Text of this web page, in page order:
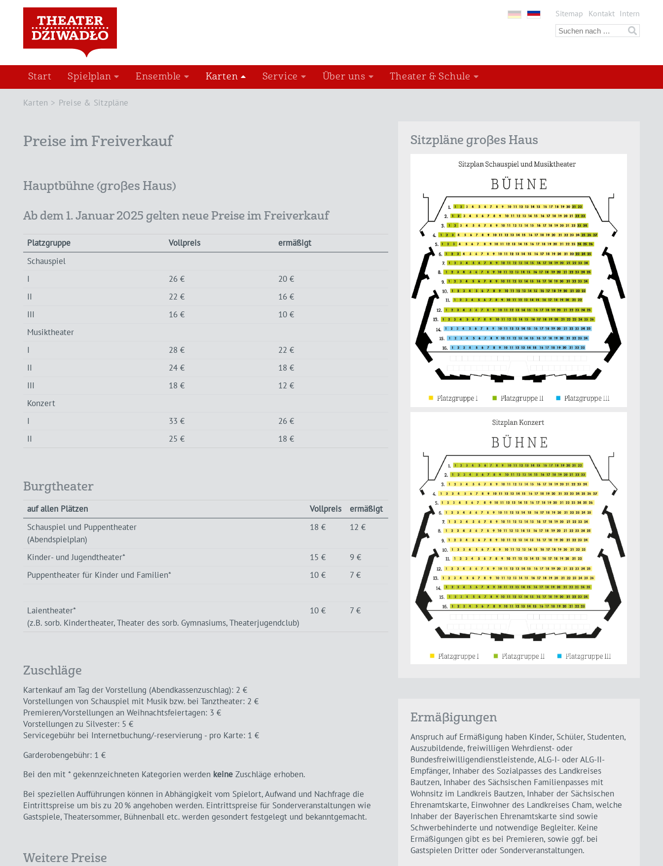
Sitemap Kontakt Intern
Start Spielplan Ensemble Karten Service Über uns Theater & Schule
Karten Preise & Sitzpläne
Preise im Freiverkauf
Hauptbühne (großes Haus)
Ab dem 1. Januar 2025 gelten neue Preise im Freiverkauf
Platzgruppe Vollpreis
ermäßigt
Schauspiel
I
26 €
20 €
II
22 €
16 €
III
16 €
10 €
Musiktheater
I
28 €
22 €
II
24 €
18 €
III
18 €
12 €
Konzert
I
33 €
26 €
II
25 € 18 €
Burgtheater
auf allen Plätzen Vollpreis
ermäßigt
Schauspiel und Puppentheater
(Abendspielplan)
18 € 12 €
Kinder- und Jugendtheater* 15 €
9 €
Puppentheater für Kinder und Familien*
10 € 7 €
Laientheater*
(z.B. sorb. Kindertheater, Theater des sorb. Gymnasiums, Theaterjugendclub)
10 € 7 €
Zuschläge
Kartenkauf am Tag der Vorstellung (Abendkassenzuschlag): 2 €
Vorstellungen von Schauspiel mit Musik bzw. bei Tanztheater: 2 €
Premieren/Vorstellungen an Weihnachtsfeiertagen: 3 €
Vorstellungen zu Silvester: 5 €
Servicegebühr bei Internetbuchung/-reservierung - pro Karte: 1 €
Garderobengebühr: 1 €
Bei den mit * gekennzeichneten Kategorien werden keine Zuschläge erhoben.
Bei speziellen Aufführungen können in Abhängigkeit vom Spielort, Aufwand und Nachfrage die
Eintrittspreise um bis zu 20 % angehoben werden. Eintrittspreise für Sonderveranstaltungen wie
Gastspiele, Theatersommer, Bühnenball etc. werden gesondert festgelegt und bekanntgemacht.
Weitere Preise
Sitzpläne großes Haus
Ermäßigungen
Anspruch auf Ermäßigung haben Kinder, Schüler, Studenten,
Auszubildende, freiwilligen Wehrdienst- oder
Bundesfreiwilligendienstleistende, ALG-I- oder ALG-II-
Empfänger, Inhaber des Sozialpasses des Landkreises
Bautzen, Inhaber des Sächsischen Familienpasses mit
Wohnsitz im Landkreis Bautzen, Inhaber der Sächsischen
Ehrenamtskarte, Einwohner des Landkreises Cham, welche
Inhaber der Bayerischen Ehrenamtskarte sind sowie
Schwerbehinderte und notwendige Begleiter. Keine
Ermäßigungen gibt es bei Premieren, sowie ggf. bei
Gastspielen Dritter oder Sonderveranstaltungen.